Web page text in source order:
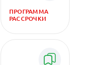
ПРОГРАММА
РАССРОЧКИ